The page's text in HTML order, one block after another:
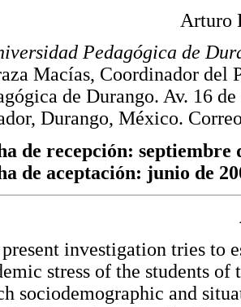
Arturo
Pedagógica de
Macías, Coordinador del
de Durango. Av. 16
Durango, México.
de recepción: septiembre
de aceptación: junio de
investigation tries to
stress of the students
sociodemographic and